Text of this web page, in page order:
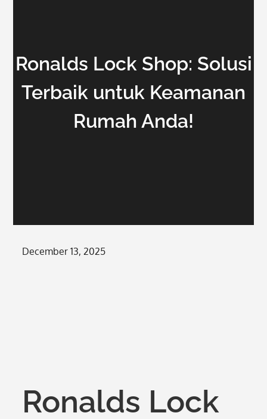
Ronalds Lock Shop: Solusi
Terbaik untuk Keamanan
Rumah Anda!
Posted
December 13, 2025
Ronalds Lock